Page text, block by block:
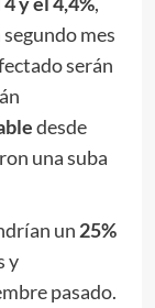
mes
serán
desde
una suba
un 25%
y
pasado.